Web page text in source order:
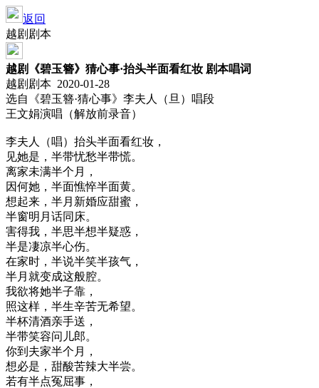
返回
越剧剧本
越剧《碧玉簪》猜心事·抬头半面看红妆 剧本唱词
越剧剧本 2020-01-28
选自《碧玉簪·猜心事》李夫人（旦）唱段
王文娟演唱（解放前录音）
李夫人（唱）抬头半面看红妆，
见她是，半带忧愁半带慌。
离家未满半个月，
因何她，半面憔悴半面黄。
想起来，半月新婚应甜蜜，
半窗明月话同床。
害得我，半思半想半疑惑，
半是凄凉半心伤。
在家时，半说半笑半孩气，
半月就变成这般腔。
我欲将她半子靠，
照这样，半生辛苦无希望。
半杯清酒亲手送，
半带笑容问儿郎。
你到夫家半个月，
想必是，甜酸苦辣大半尝。
若有半点冤屈事，